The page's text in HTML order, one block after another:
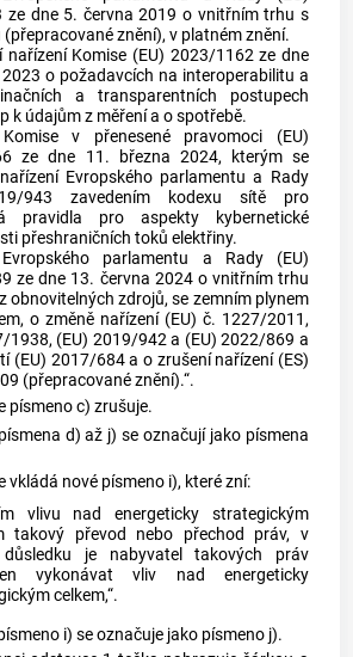
ze dne 5. června 2019 o vnitřním trhu s
znění), v platném znění.
nařízení Komise (EU) 2023/1162 ze dne
o požadavcích na interoperabilitu a
a transparentních postupech
k údajům z měření a o spotřebě.
v přenesené pravomoci (EU)
ze dne 11. března 2024, kterým se
Evropského parlamentu a Rady
943 zavedením kodexu sítě pro
pravidla pro aspekty kybernetické
přeshraničních toků elektřiny.
parlamentu a Rady (EU)
ze dne 13. června 2024 o vnitřním trhu
obnovitelných zdrojů, se zemním plynem
o změně nařízení (EU) č. 1227/2011,
1938, (EU) 2019/942 a (EU) 2022/869 a
(EU) 2017/684 a o zrušení nařízení (ES)
(přepracované znění).“.
písmeno c) zrušuje.
d) až j) se označují jako písmena
vkládá nové písmeno i), které zní:
vlivu nad energeticky strategickým
takový převod nebo přechod práv, v
důsledku je nabyvatel takových práv
vykonávat vliv nad energeticky
celkem,“.
i) se označuje jako písmeno j).